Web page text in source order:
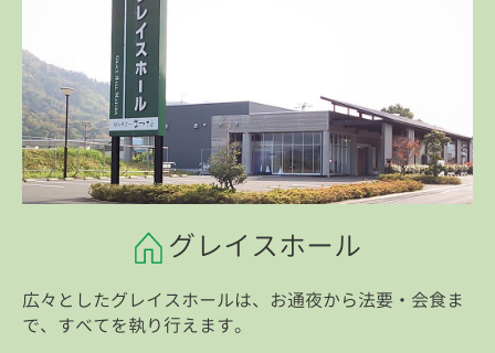
グレイスホール
広々としたグレイスホールは、お通夜から法要・会食ま
で、すべてを執り行えます。